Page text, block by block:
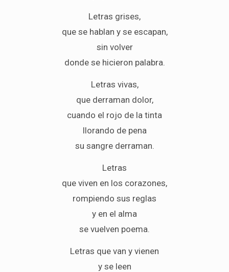
Letras grises,
que se hablan y se escapan,
sin volver
donde se hicieron palabra.
Letras vivas,
que derraman dolor,
cuando el rojo de la tinta
llorando de pena
su sangre derraman.
Letras
que viven en los corazones,
rompiendo sus reglas
y en el alma
se vuelven poema.
Letras que van y vienen
y se leen